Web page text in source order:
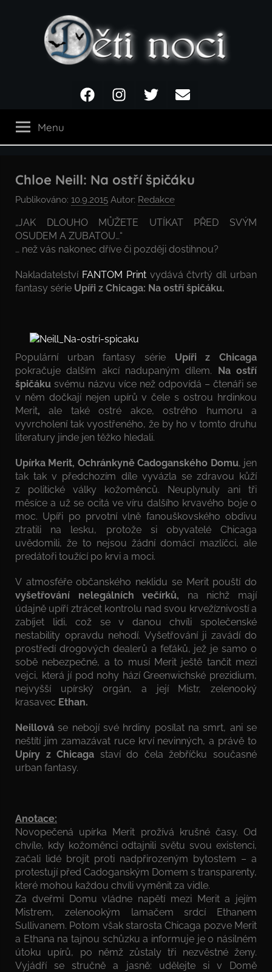
noci
FacebookInstagramTwitter Email
Menu
Chloe Neill: Na ostří špičáku
Publikováno: 10.9.2015 Autor: Redakce
„JAK DLOUHO MŮŽETE UTÍKAT PŘED SVÝM
OSUDEM A ZUBATOU…“
… než vás nakonec dříve či později dostihnou?
Nakladatelství FANTOM Printvydává čtvrtý díl urban
fantasy série Upíři z Chicaga: Na ostří špičáku.
Populární urban fantasy série Upíři z Chicaga
pokračuje dalším akcí nadupaným dílem. Na ostří
špičáku svému názvu více než odpovídá – čtenáři se
v něm dočkají nejen upírů v čele s ostrou hrdinkou
Merit, ale také ostré akce, ostrého humoru a
vyvrcholení tak vyostřeného, že by ho v tomto druhu
literatury jinde jen těžko hledali.
Upírka Merit, Ochránkyně Cadoganského Domu, jen
tak tak v předchozím díle vyvázla se zdravou kůží
z politické války kožoměnců. Neuplynuly ani tři
měsíce a už se ocitá ve víru dalšího krvavého boje o
moc. Upíři po prvotní vlně fanouškovského obdivu
ztratili na lesku, protože si obyvatelé Chicaga
uvědomili, že to nejsou žádní domácí mazlíčci, ale
predátoři toužící po krvi a moci.
V atmosféře občanského neklidu se Merit pouští do
vyšetřování nelegálních večírků, na nichž mají
údajně upíří ztrácet kontrolu nad svou krvežíznivostí a
zabíjet lidi, což se v danou chvíli společenské
nestability opravdu nehodí. Vyšetřování ji zavádí do
prostředí drogových dealerů a feťáků, jež je samo o
sobě nebezpečné, a to musí Merit ještě tančit mezi
vejci, která jí pod nohy hází Greenwichské prezidium,
nejvyšší upírský orgán, a její Mistr, zelenooký
krasavec Ethan.
Neillová se nebojí své hrdiny posílat na smrt, ani se
neštítí jim zamazávat ruce krví nevinných, a právě to
Upíry z Chicaga staví do čela žebříčku současné
urban fantasy.
Anotace:
Novopečená upírka Merit prožívá krušné časy. Od
chvíle, kdy kožoměnci odtajnili světu svou existenci,
začali lidé brojit proti nadpřirozeným bytostem – a
protestují před Cadoganským Domem s transparenty,
které mohou každou chvíli vyměnit za vidle.
Za dveřmi Domu vládne napětí mezi Merit a jejím
Mistrem, zelenookým lamačem srdcí Ethanem
Sullivanem. Potom však starosta Chicaga pozve Merit
a Ethana na tajnou schůzku a informuje je o násilném
útoku upírů, po němž zůstaly tři nezvěstné ženy.
Vyjádří se stručně a jasně: udělejte si v Domě